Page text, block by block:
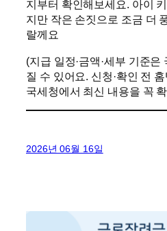
지부터 확인해보세요. 아이
지만 작은 손짓으로 조금 더
랄께요
(지급 일정·금액·세부 기준
질 수 있어요. 신청·확인 전
국세청에서 최신 내용을 꼭
2026년 06월 16일